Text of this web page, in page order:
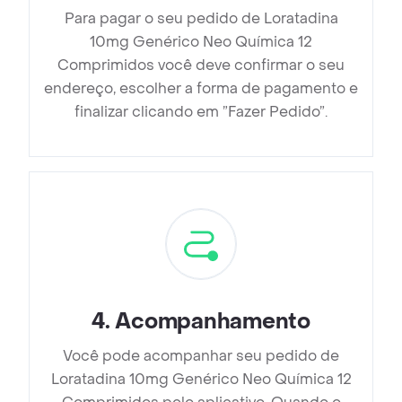
Para pagar o seu pedido de Loratadina
10mg Genérico Neo Química 12
Comprimidos você deve confirmar o seu
endereço, escolher a forma de pagamento e
finalizar clicando em ”Fazer Pedido”.
4.Acompanhamento
Você pode acompanhar seu pedido de
Loratadina 10mg Genérico Neo Química 12